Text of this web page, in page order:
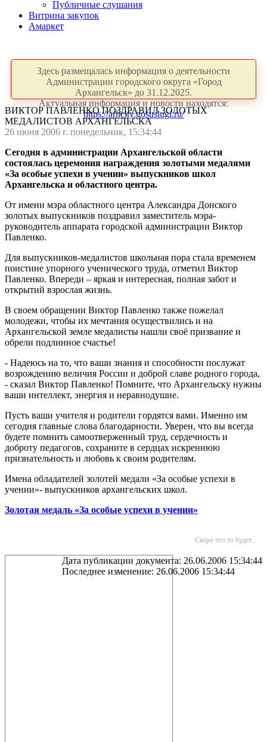
Публичные слушания
Витрина закупок
Амаркет
Здесь размещалась информация о деятельности
Администрации городского округа «Город
Архангельск» до 31.12.2025.
Актуальная информация и новости находятся:
https://arhcity.gosuslugi.ru/
ВИКТОР ПАВЛЕНКО ПОЗДРАВИЛ ЗОЛОТЫХ
МЕДАЛИСТОВ АРХАНГЕЛЬСКА
26 июня 2006 г. понедельник, 15:34:44
Сегодня в администрации Архангельской области
состоялась церемония награждения золотыми медалями
«За особые успехи в учении» выпускников школ
Архангельска и областного центра.
От имени мэра областного центра Александра Донского
золотых выпускников поздравил заместитель мэра-
руководитель аппарата городской администрации Виктор
Павленко.
Для выпускников-медалистов школьная пора стала временем
поистине упорного ученического труда, отметил Виктор
Павленко. Впереди – яркая и интересная, полная забот и
открытий взрослая жизнь.
В своем обращении Виктор Павленко также пожелал
молодежи, чтобы их мечтания осуществились и на
Архангельской земле медалисты нашли своё призвание и
обрели подлинное счастье!
- Надеюсь на то, что ваши знания и способности послужат
возрождению величия России и доброй славе родного города,
- сказал Виктор Павленко! Помните, что Архангельску нужны
ваши интеллект, энергия и неравнодушие.
Пусть ваши учителя и родители гордятся вами. Именно им
сегодня главные слова благодарности. Уверен, что вы всегда
будете помнить самоотверженный труд, сердечность и
доброту педагогов, сохраните в сердцах искреннюю
признательность и любовь к своим родителям.
Имена обладателей золотей медали «За особые успехи в
учении»- выпускников архангельских школ.
Золотая медаль «За особые успехи в учении»
Скоро что то будет...
Дата публикации документа: 26.06.2006 15:34:44
Последнее изменение: 26.06.2006 15:34:44